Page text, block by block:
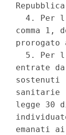
4. Per
comma
prorogato
5. Per
entrate
sanitarie
legge 30
emanati